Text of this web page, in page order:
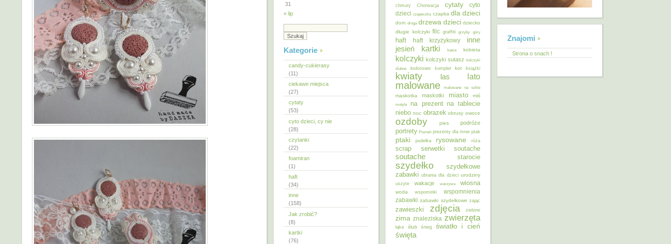
31
« lip
Kategorie
candy-cukierasy
(11)
ciekawe miejsca
(27)
cytaty
(53)
cyto dzieci, cy nie
(28)
czytanki
(22)
foamiran
(1)
haft
(34)
inne
(158)
Jak zrobić?
(8)
kartki
(76)
chmury Chorwacja cytaty
cyto
dzieci czapeczka czapka dla dzieci
dom droga drzewa dzieci dziecko
długie kolczyki filc graffiti grzyby góry
haft haft krzyżykowy inne
jesień kartki kawa kobieta
kolczyki kolczyki sutasz kolczyki
ślubne
kolorowo komplet kot książki
kwiaty las lato
malowane malowane na szkle
maskotka maskotki miasto miś
motyle na prezent na tablecie
niebo noc obrazek obrusy owoce
ozdoby pies podróże
portrety Poznań prezenty dla mnie ptak
ptaki pudełka rysowane róża
scrap serwetki soutache
soutache starocie
szydełko
szydełkowe
zabawki ubrania dla dzieci urodziny
uszyte wakacje warzywa wiosna
woda wspominki
wspomnienia
zabawki zabawki szydełkowe zając
zawieszki zdjęcia zielone
zima znaleziska zwierzęta
łąka ślub śnieg światło i cień
święta
Znajomi
Strona o snach !